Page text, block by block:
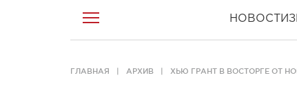
НОВОСТИ
ГЛАВНАЯ АРХИВ ХЬЮ ГРАНТ В ВОСТОРГЕ ОТ